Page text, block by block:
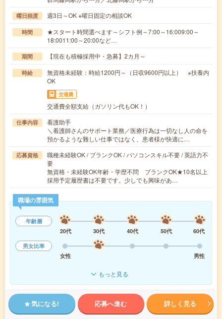
曜日頻度 週3日～OK ※曜日固定の相談OK
時間
★スタート時間選べます～シフト例～7:00～16:009:00～
18:0011:00～20:00など…
期間 【現在も積極採用中・急募】2カ月～
時給
無資格未経験：時給1200円～（日収9600円以上） ※扶養内
OK
交通費
交通費全額支給（ガソリン代もOK！）
仕事内容
看護助手
＼看護師さんのサポート業務／医療行為は一切なし人の命を
預かるような難しい仕事ではなく、患者様が快適に…
応募資格
職種未経験OK / ブランクOK / パソコンスキル不要 / 英語力不
要
無資格・未経験OK年齢・学歴不問 ブランクOK★10名以上
採用予定履歴書は不要です。少しでも興味があ…
職場の雰囲気
年齢層
20代
30代 40代 50代
60代
男女比率
女性
男性
もっと見る
気になる! 応募へ進む 詳しく見る